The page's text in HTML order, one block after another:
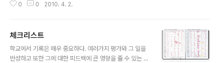
에 여러가지 콘텐츠로 더이상 컴퓨터에 대한 활용도 진일
구글을 쓰는데... 전세계에서 유일하게 한국에선 구글마저
앞면에 기사를 싣는 어이없는 일이 벌어지고 있다. 결코 달
가운 일이 아니다. 모든 네이버의 서비스를 포기하고 구글
0 0 2010. 4. 2.
체크리스트
학교에서 기록은 매우 중요하다. 여러가지 평가와 그 일을
반성하고 또한 그에 대한 피드백에 큰 영향을 줄 수 있는 것